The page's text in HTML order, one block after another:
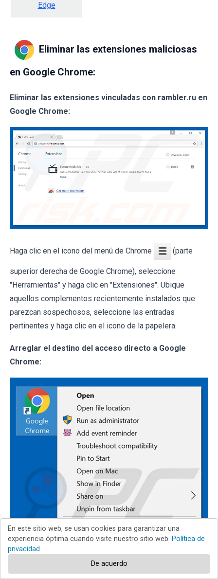
Edge
Eliminar las extensiones maliciosas
en Google Chrome:
Eliminar las extensiones vinculadas con rambler.ru en
Google Chrome:
Haga clic en el icono del menú de Chrome (parte
superior derecha de Google Chrome), seleccione
"Herramientas" y haga clic en "Extensiones". Ubique
aquellos complementos recientemente instalados que
parezcan sospechosos, seleccione las entradas
pertinentes y haga clic en el icono de la papelera.
Arreglar el destino del acceso directo a Google
Chrome:
En este sitio web, se usan cookies para garantizar una
experiencia óptima cuando visite nuestro sitio web. Política de
privacidad
De acuerdo